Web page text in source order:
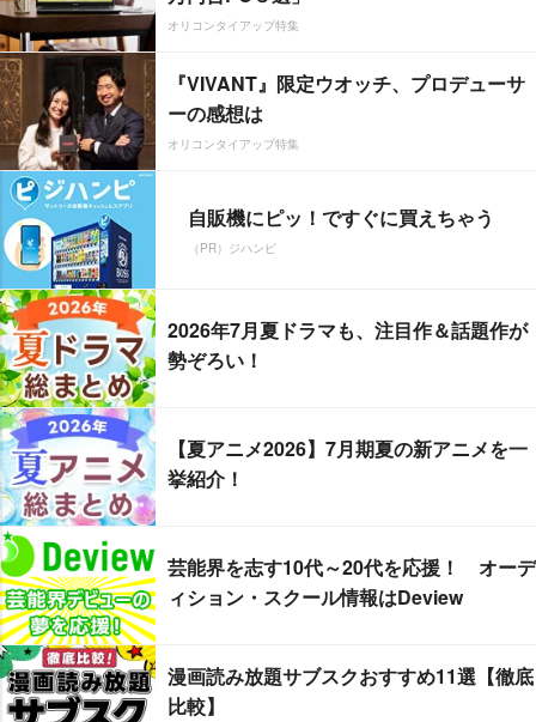
オリコンタイアップ特集
『VIVANT』限定ウオッチ、プロデューサ
ーの感想は
オリコンタイアップ特集
自販機にピッ！ですぐに買えちゃう
（PR）ジハンピ
2026年7月夏ドラマも、注目作＆話題作が
勢ぞろい！
【夏アニメ2026】7月期夏の新アニメを一
挙紹介！
芸能界を志す10代～20代を応援！ オーデ
ィション・スクール情報はDeview
漫画読み放題サブスクおすすめ11選【徹底
比較】